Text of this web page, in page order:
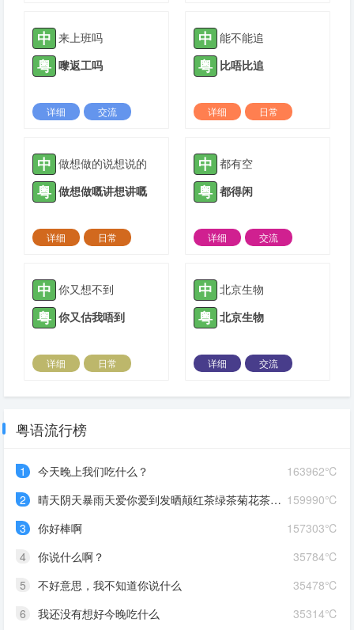
中 来上班吗
粤 嚟返工吗
详细
交流
中 能不能追
粤 比唔比追
详细
日常
中 做想做的说想说的
粤 做想做嘅讲想讲嘅
详细
日常
中 都有空
粤 都得闲
详细
交流
中 你又想不到
粤 你又估我唔到
详细
日常
中 北京生物
粤 北京生物
详细
交流
粤语流行榜
163962℃
1
今天晚上我们吃什么？
159990℃
2
晴天阴天暴雨天爱你爱到发晒颠红茶绿茶菊花茶爱你爱到蒙查查
157303℃
3
你好棒啊
35784℃
4
你说什么啊？
35478℃
5
不好意思，我不知道你说什么
35314℃
6
我还没有想好今晚吃什么